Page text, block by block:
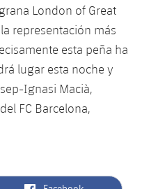
London of Great
representación más
esta peña ha
lugar esta noche y
Ignasi Macià,
FC Barcelona,